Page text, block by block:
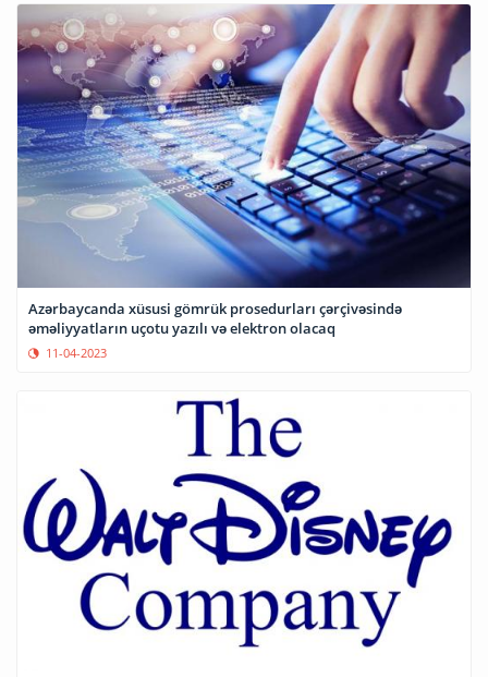
Azərbaycanda xüsusi gömrük prosedurları çərçivəsində
əməliyyatların uçotu yazılı və elektron olacaq
11-04-2023